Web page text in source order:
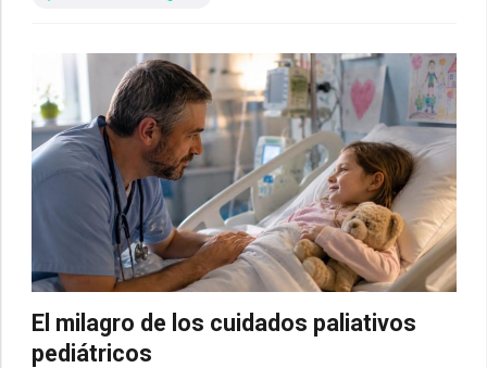
El milagro de los cuidados paliativos
pediátricos